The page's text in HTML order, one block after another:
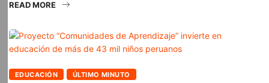
READ MORE
EDUCACIÓN ÚLTIMO MINUTO